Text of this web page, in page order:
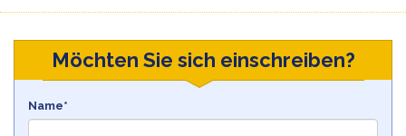
Möchten Sie sich einschreiben?
Name*